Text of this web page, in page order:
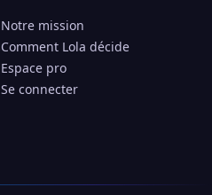
Notre mission
Comment Lola décide
Espace pro
Se connecter